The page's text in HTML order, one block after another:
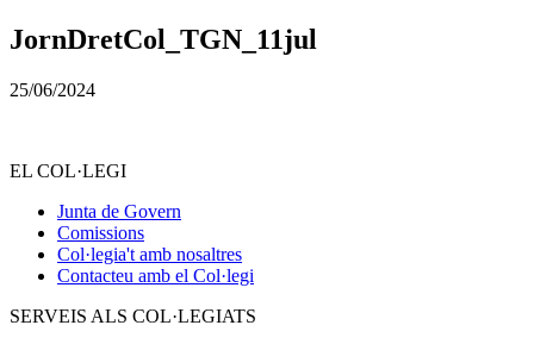
JornDretCol_TGN_11jul
25/06/2024
EL COL·LEGI
Junta de Govern
Comissions
Col·legia't amb nosaltres
Contacteu amb el Col·legi
SERVEIS ALS COL·LEGIATS